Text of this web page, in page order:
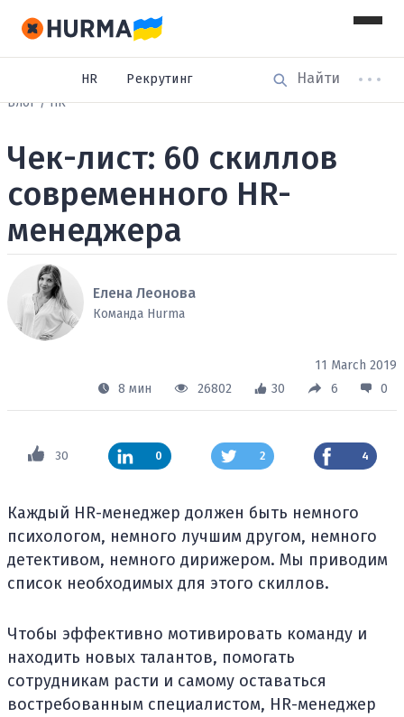
HR
Рекрутинг
Блог
HR
Чек-лист: 60 скиллов
современного HR-
менеджера
Елена Леонова
Команда Hurma
11 March 2019
8 мин
26802 30 6 0
30 0 2 4
Каждый HR-менеджер должен быть немного
психологом, немного лучшим другом, немного
детективом, немного дирижером. Мы приводим
список необходимых для этого скиллов.
Чтобы эффективно мотивировать команду и
находить новых талантов, помогать
сотрудникам расти и самому оставаться
востребованным специалистом, HR-менеджер